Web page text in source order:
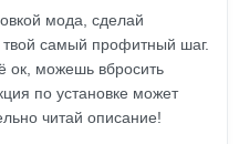
мода, сделай
самый профитный шаг.
ок, можешь вбросить
по установке может
читай описание!